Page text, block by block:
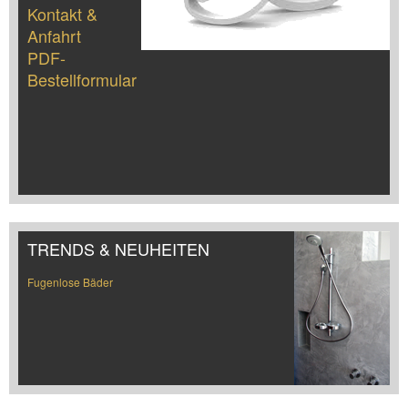
Kontakt &
Anfahrt
PDF-
Bestellformular
TRENDS & NEUHEITEN
Fugenlose Bäder